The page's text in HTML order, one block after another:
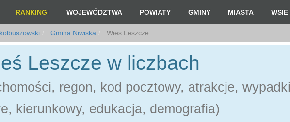
RANKINGI WOJEWÓDZTWA POWIATY GMINY MIASTA WSIE
Gmina Niwiska Wieś Leszcze
Leszcze w liczbach
regon, kod pocztowy, atrakcje, wypadki
kierunkowy, edukacja, demografia)